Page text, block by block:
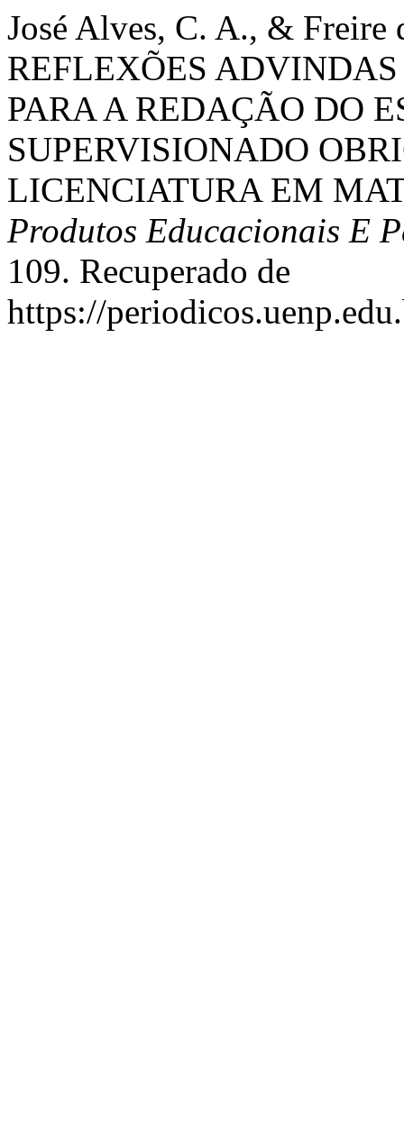
José Alves, C. A., & Freire
REFLEXÕES
PARA A REDAÇÃO DO
SUPERVISIONADO
LICENCIATURA EM
Produtos Educacionais E
109. Recuperado de
https://